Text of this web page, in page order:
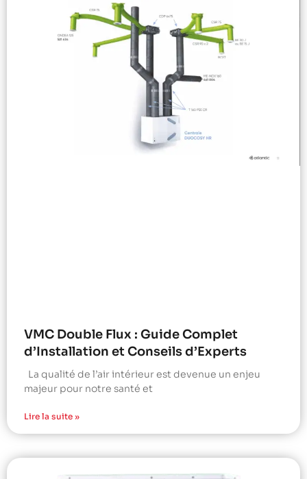
VMC Double Flux : Guide Complet
d’Installation et Conseils d’Experts
La qualité de l’air intérieur est devenue un enjeu
majeur pour notre santé et
Lire la suite »